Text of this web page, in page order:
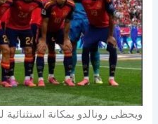
ويحظى رونالدو بمكانة استثنائية